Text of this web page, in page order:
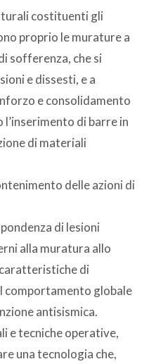
costituenti gli
proprio le murature a
sofferenza, che si
e dissesti, e a
e consolidamento
l’inserimento di barre in
di materiali
delle azioni di
di lesioni
alla muratura allo
di
comportamento globale
antisismica.
e tecniche operative,
una tecnologia che,